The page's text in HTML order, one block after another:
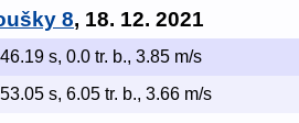
8, 18. 12. 2021
s, 0.0 tr. b., 3.85 m/s
s, 6.05 tr. b., 3.66 m/s